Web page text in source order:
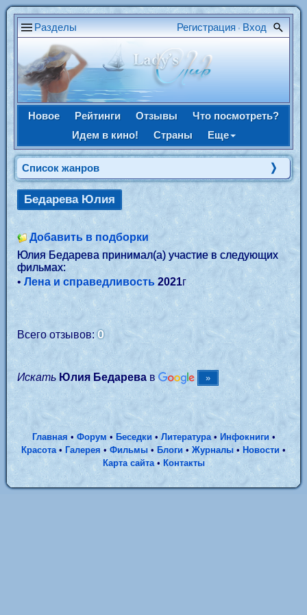
Разделы Регистрация • Вход
Новое Рейтинги Отзывы
Что посмотреть?
Идем в кино!
Страны Еще
Список жанров
Бедарева Юлия
Добавить в подборки
Юлия Бедарева принимал(а) участие в следующих
фильмах:
•Лена и справедливость 2021г
Всего отзывов:0
Искать Юлия Бедаревав
Главная • Форум• Беседки• Литература• Инфокниги•
Красота• Галерея • Фильмы • Блоги • Журналы • Новости •
Карта сайта• Контакты